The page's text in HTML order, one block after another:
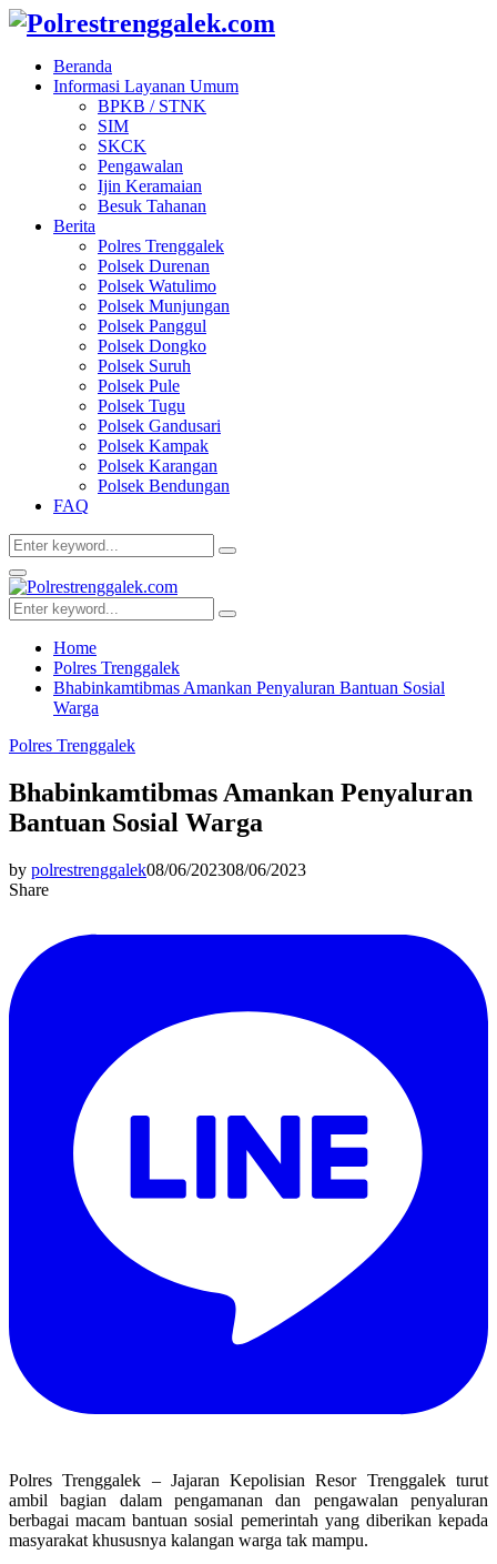
Beranda
Informasi Layanan Umum
BPKB / STNK
SIM
SKCK
Pengawalan
Ijin Keramaian
Besuk Tahanan
Berita
Polres Trenggalek
Polsek Durenan
Polsek Watulimo
Polsek Munjungan
Polsek Panggul
Polsek Dongko
Polsek Suruh
Polsek Pule
Polsek Tugu
Polsek Gandusari
Polsek Kampak
Polsek Karangan
Polsek Bendungan
FAQ
Search
for:
Search
Facebook
Twitter
Youtube
Primary
Menu
Search
for:
Search
Home
Polres Trenggalek
Bhabinkamtibmas Amankan Penyaluran Bantuan Sosial
Warga
Polres Trenggalek
Bhabinkamtibmas Amankan Penyaluran
Bantuan Sosial Warga
by polrestrenggalek08/06/202308/06/2023
Share
Polres Trenggalek – Jajaran Kepolisian Resor Trenggalek turut
ambil bagian dalam pengamanan dan pengawalan penyaluran
berbagai macam bantuan sosial pemerintah yang diberikan kepada
masyarakat khususnya kalangan warga tak mampu.